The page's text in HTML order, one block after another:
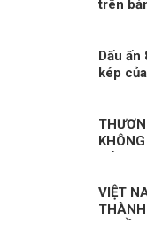
trên
Dấu ấn
kép
VIỆT